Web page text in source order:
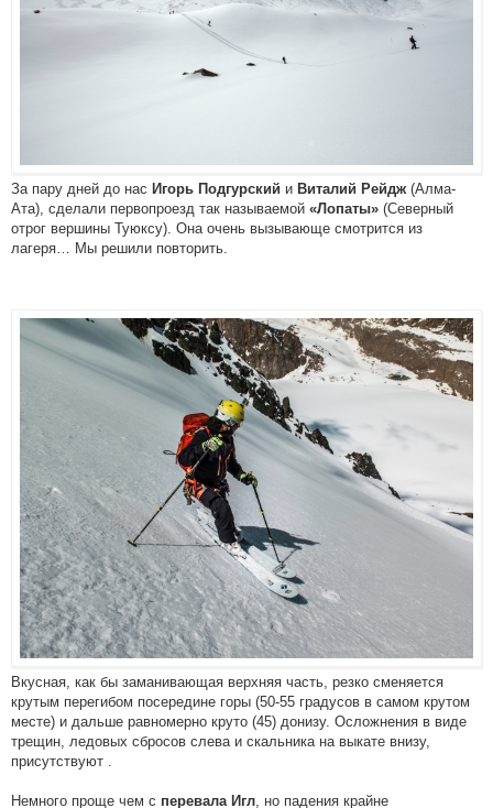
За пару дней до нас Игорь Подгурский и Виталий Рейдж (Алма-
Ата), сделали первопроезд так называемой «Лопаты» (Северный
отрог вершины Туюксу). Она очень вызывающе смотрится из
лагеря… Мы решили повторить.
Вкусная, как бы заманивающая верхняя часть, резко сменяется
крутым перегибом посередине горы (50-55 градусов в самом крутом
месте) и дальше равномерно круто (45) донизу. Осложнения в виде
трещин, ледовых сбросов слева и скальника на выкате внизу,
присутствуют .
Немного проще чем с перевала Игл , но падения крайне